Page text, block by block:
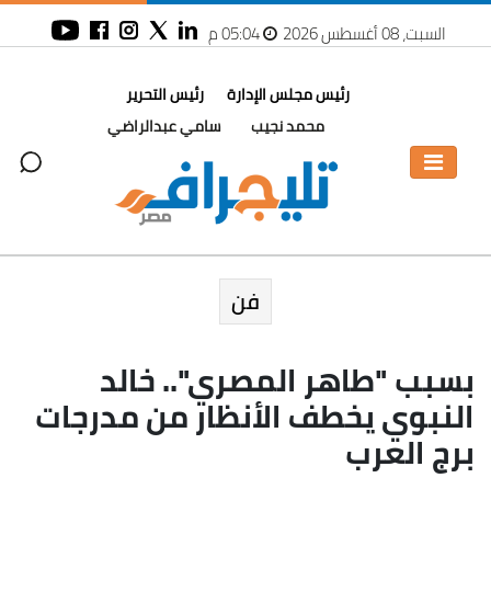
السبت، 08 أغسطس 2026 05:04 م
رئيس مجلس الإدارة
محمد نجيب
رئيس التحرير
سامي عبدالراضي
فن
بسبب "طاهر المصري".. خالد
النبوي يخطف الأنظار من مدرجات
برج العرب